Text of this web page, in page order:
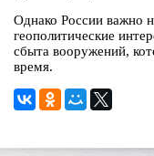
Однако России важно
геополитические
сбыта вооружений,
время.